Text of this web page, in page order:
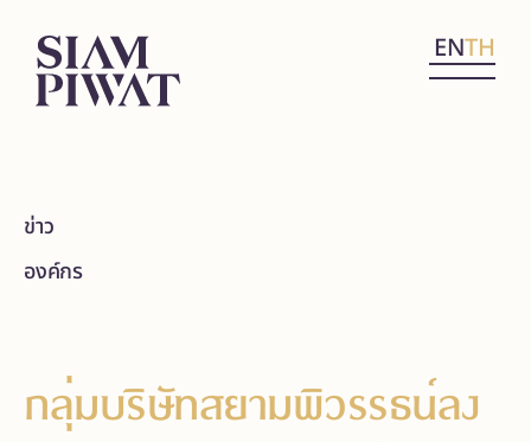
ENTH
ข่าว
องค์กร
กลุ่มบริษัทสยามพิวรรธน์ลง